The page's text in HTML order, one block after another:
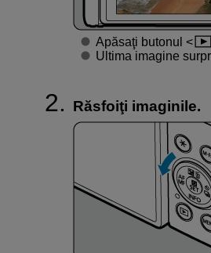
Apăsaţi butonul
Ultima imagine
Răsfoiţi imaginile.